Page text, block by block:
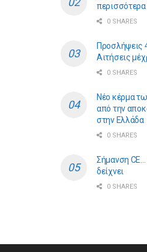
0 SHARES
Προσλήψεις
Αιτήσεις
0 SHARES
Νέο κέρμα
από την
στην Ελλάδα
0 SHARES
Σήμανση CE…
δείχνει
0 SHARES